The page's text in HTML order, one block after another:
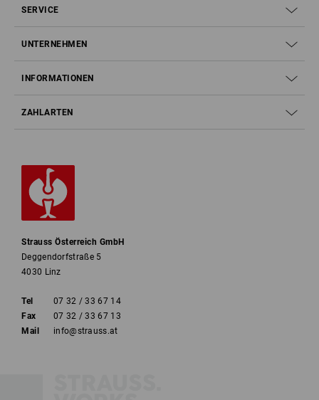
SERVICE
UNTERNEHMEN
INFORMATIONEN
ZAHLARTEN
Strauss Österreich GmbH
Deggendorfstraße 5
4030 Linz
Tel
07 32 / 33 67 14
Fax
07 32 / 33 67 13
Mail
info@strauss.at